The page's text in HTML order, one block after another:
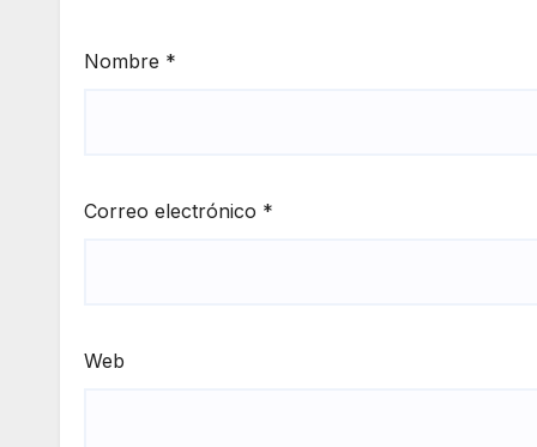
Nombre *
Correo electrónico *
Web